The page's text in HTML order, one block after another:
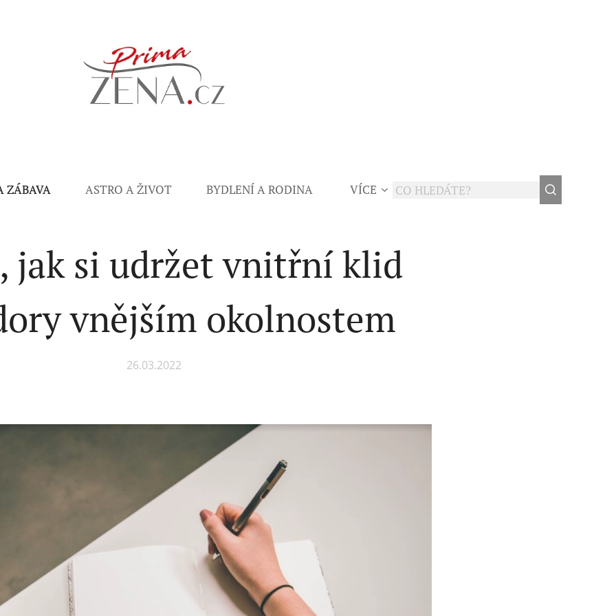
ZÁBAVA ASTRO A ŽIVOT BYDLENÍ A RODINA VÍCE
jak si udržet vnitřní klid
vnějším okolnostem
26.03.2022